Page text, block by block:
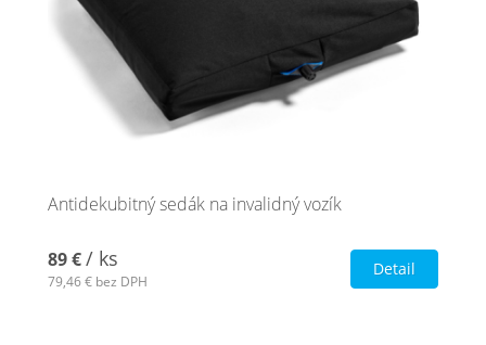
Antidekubitný sedák na invalidný vozík
89 €/ ks
79,46 € bez DPH
Detail